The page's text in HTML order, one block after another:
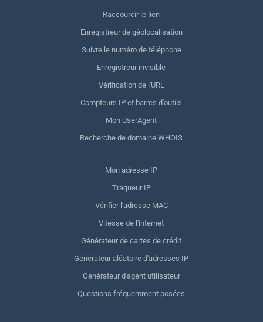
Raccourcir le lien
Enregistreur de géolocalisation
Suivre le numéro de téléphone
Enregistreur invisible
Vérification de l'URL
Compteurs IP et barres d'outils
Mon UserAgent
Recherche de domaine WHOIS
Mon adresse IP
Traqueur IP
Vérifier l'adresse MAC
Vitesse de l'internet
Générateur de cartes de crédit
Générateur aléatoire d'adresses IP
Générateur d'agent utilisateur
Questions fréquemment posées